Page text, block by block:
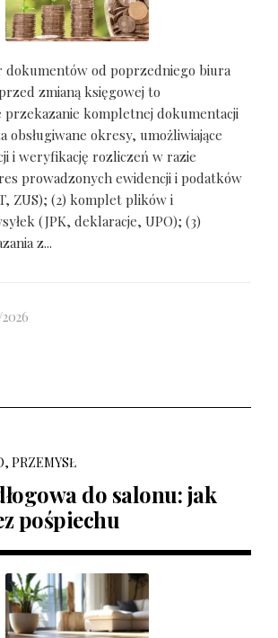
dokumentów od poprzedniego biura
zmianą księgowej to
przekazanie kompletnej dokumentacji
obsługiwane okresy, umożliwiające
i weryfikację rozliczeń w razie
prowadzonych ewidencji i podatków
ZUS); (2) komplet plików i
(JPK, deklaracje, UPO); (3)
z...
PRZEMYSŁ
do salonu: jak
pośpiechu